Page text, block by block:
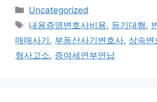
Categories
Uncategorized
Tags
내용증명변호사비용, 등기대행 ,
매매사기 , 부동산사기변호사, 상속변
형사고소, 증여세연부연납